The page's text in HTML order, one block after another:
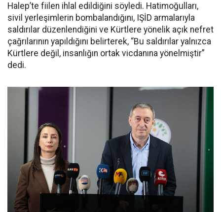
Halep’te fiilen ihlal edildiğini söyledi. Hatimoğulları,
sivil yerleşimlerin bombalandığını, IŞİD armalarıyla
saldırılar düzenlendiğini ve Kürtlere yönelik açık nefret
çağrılarının yapıldığını belirterek, “Bu saldırılar yalnızca
Kürtlere değil, insanlığın ortak vicdanına yönelmiştir”
dedi.